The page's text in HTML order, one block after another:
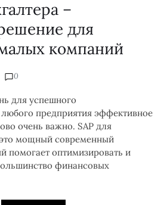
–
для
компаний
0
для успешного
предприятия эффективное
очень важно. SAP для
мощный современный
помогает оптимизировать и
финансовых